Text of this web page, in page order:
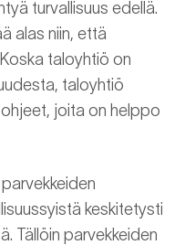
turvallisuus edellä.
alas niin, että
taloyhtiö on
taloyhtiö
joita on helppo
keskitetysti
Tällöin parvekkeiden